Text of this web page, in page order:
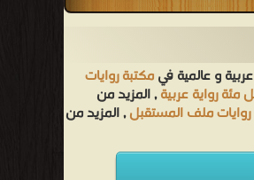
و عالمية فيمكتبة روايات
رواية عربية, المزيد من
ملف المستقبل, المزيد من